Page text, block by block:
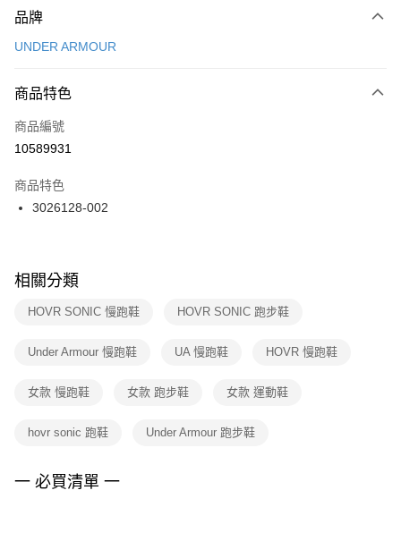
台灣樂天信用卡公司
【關於「AFTEE先享後付」】
便利好安心！
３．安心：先確認商品／服務後，再付款。
【「AFTEE先享後付」結帳流程】
１．於結帳方式選擇「AFTEE先享後付」後，將跳轉至「AFTEE先享後付」
２．訂單成立數日內，您將收到繳費通知簡訊。
３．收到繳費通知簡訊後14天內，點擊此簡訊中的連結，可透過四大超商／
ATM／網路銀行／等多元方式進行付款，方視為交易完成。
※ 交易是否成功請以「AFTEE先享後付 」之結帳頁面顯示為準，若有關於
是否繳費成功／繳費後需取消欲退款等相關疑問，請聯繫「AFTEE先享後付
客戶支援中心」https://netprotections.freshdesk.com/support/home
１．透過由恩沛科技股份有限公司提供之「AFTEE先享後付」服務完成之交
權轉讓予恩沛科技股份有限公司。
３．未成年的使用者請事先徵得法定代理人或監護人之同意方可使用
４．使用「AFTEE先享後付」時，將依據個別帳號之用戶狀況，依本公司即
運送方式
每筆NT$100，滿NT$1,500(含以上)免運費
宅配
每筆NT$100，滿NT$1,500(含以上)免運費
付款後門市自取
每筆NT$100，滿NT$1,500(含以上)免運費
品牌
UNDER ARMOUR
商品特色
商品編號
10589931
商品特色
3026128-002
相關分類
HOVR SONIC 慢跑鞋 HOVR SONIC 跑步鞋
Under Armour 慢跑鞋 UA 慢跑鞋 HOVR 慢跑鞋
女款 慢跑鞋 女款 跑步鞋 女款 運動鞋
hovr sonic 跑鞋 Under Armour 跑步鞋
一 必買清單 一